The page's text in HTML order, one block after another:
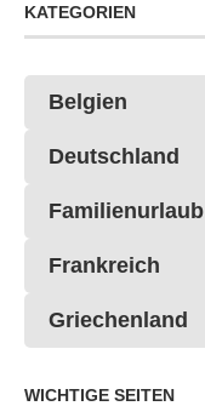
KATEGORIEN
Belgien
Deutschland
Familienurlaub
Frankreich
Griechenland
WICHTIGE SEITEN